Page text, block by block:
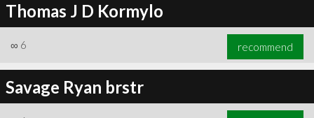
Thomas J D Kormylo
∞ 6 recommend
Savage Ryan brstr